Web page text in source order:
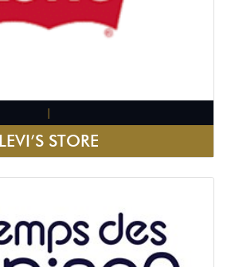
|
LEVI’S STORE